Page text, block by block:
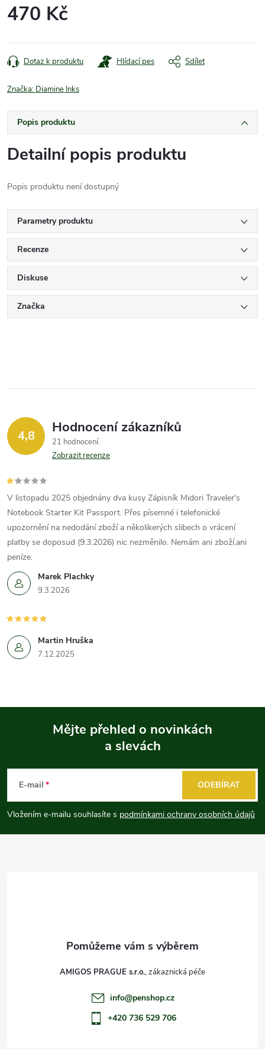
470 Kč
cena:
Dotaz k produktu Hlídací pes Sdílet
Značka: Diamine Inks
Popis produktu
Detailní popis produktu
Popis produktu není dostupný
Parametry produktu
Recenze
Diskuse
Značka
4,8 Hodnocení zákazníků
21 hodnocení
Zobrazit recenze
Marek Plachky
9.3.2026
V listopadu 2025 objednány dva kusy Zápisník Midori Traveler's
Notebook Starter Kit Passport. Přes písemné i telefonické
upozornění na nedodání zboží a několikerých slibech o vrácení
platby se doposud (9.3.2026) nic nezměnilo. Nemám ani zboží,ani
peníze.
Martin Hruška
7.12.2025
p
a
Mějte přehled o novinkách
a slevách
E-mail
Vložením e-mailu souhlasíte s podmínkami ochrany osobních údajů
ODEBÍRAT
AMIGOS PRAGUE s.r.o.
info@penshop.cz
+420 736 529 706